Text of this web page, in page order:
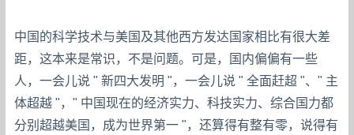
中国的科学技术与美国及其他西方发达国家相比有很大差
距，这本来是常识，不是问题。可是，国内偏偏有一些
人，一会儿说 " 新四大发明 "，一会儿说 " 全面赶超 "、" 主
体超越 "，" 中国现在的经济实力、科技实力、综合国力都
分别超越美国，成为世界第一 "，还算得有整有零，说得有